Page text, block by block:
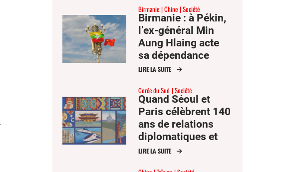
Birmanie Chine Société
Birmanie : à Pékin,
l’ex-général Min
Aung Hlaing acte
sa dépendance
envers la Chine
LIRE LA SUITE
Corée du Sud Société
Quand Séoul et
Paris célèbrent 140
ans de relations
diplomatiques et
d’ambitions
LIRE LA SUITE